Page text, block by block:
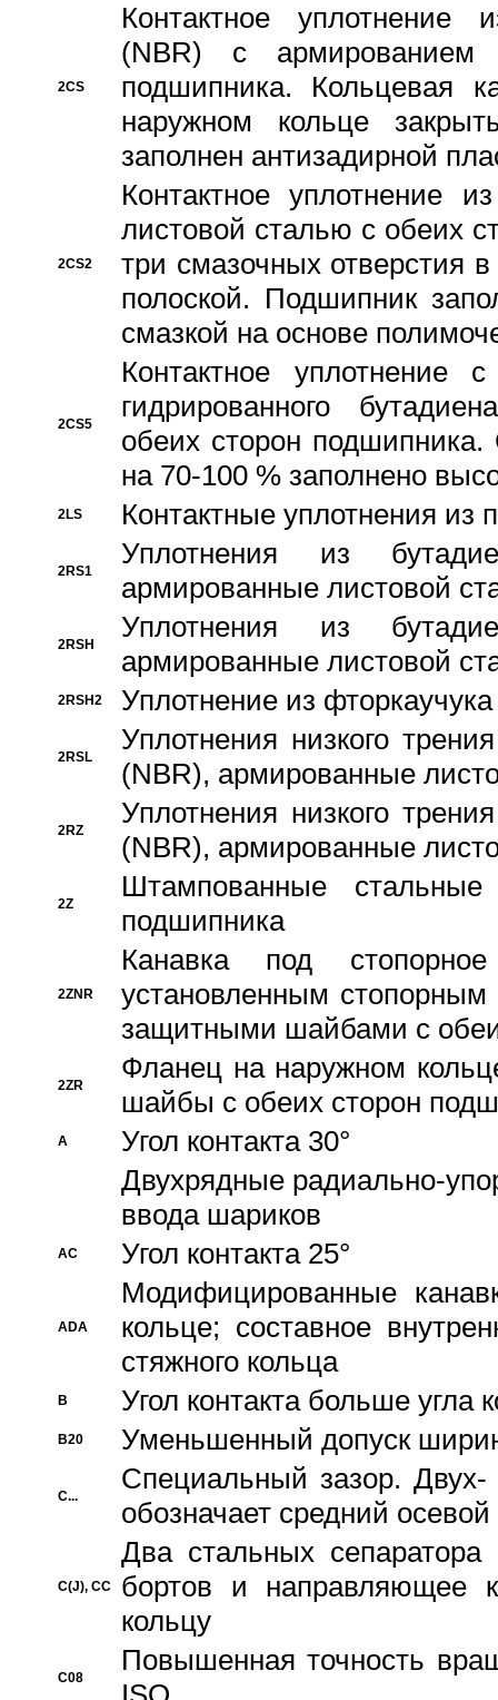
2CS
Контактное уплотнение
(NBR) с
подшипника. Кольцевая
наружном кольце
заполнен антизадирной
2CS2
Контактное уплотнение
листовой сталью с обеих
три смазочных отверстия
полоской. Подшипник
смазкой на основе
2CS5
Контактное уплотнение
гидрированного
обеих сторон
на 70-100 % заполнено
2LS Контактные уплотнения из
2RS1
Уплотнения из
армированные листовой
2RSH
Уплотнения из
армированные листовой
2RSH2 Уплотнение из
2RSL
Уплотнения низкого
(NBR), армированные
2RZ
Уплотнения низкого
(NBR), армированные
2Z
Штампованные
подшипника
2ZNR
Канавка под
установленным
защитными шайбами с
2ZR
Фланец на наружном
шайбы с обеих сторон
A
Угол контакта 30°
Двухрядные радиально-
ввода шариков
AC Угол контакта 25°
ADA
Модифицированные
кольце; составное
стяжного кольца
B Угол контакта больше угла
B20 Уменьшенный допуск
C...
Специальный зазор.
обозначает средний
C(J), CC
Два стальных сепаратора
бортов и направляющее
кольцу
C08
Повышенная точность